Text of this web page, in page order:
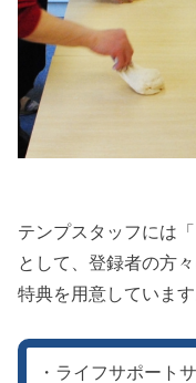
テンプスタッフには
として、登録者の方
特典を用意しています
・ライフサポート